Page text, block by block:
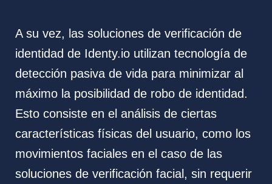
A su vez, las soluciones de verificación de
identidad de Identy.io utilizan tecnología de
detección pasiva de vida para minimizar al
máximo la posibilidad de robo de identidad.
Esto consiste en el análisis de ciertas
características físicas del usuario, como los
movimientos faciales en el caso de las
soluciones de verificación facial, sin requerir